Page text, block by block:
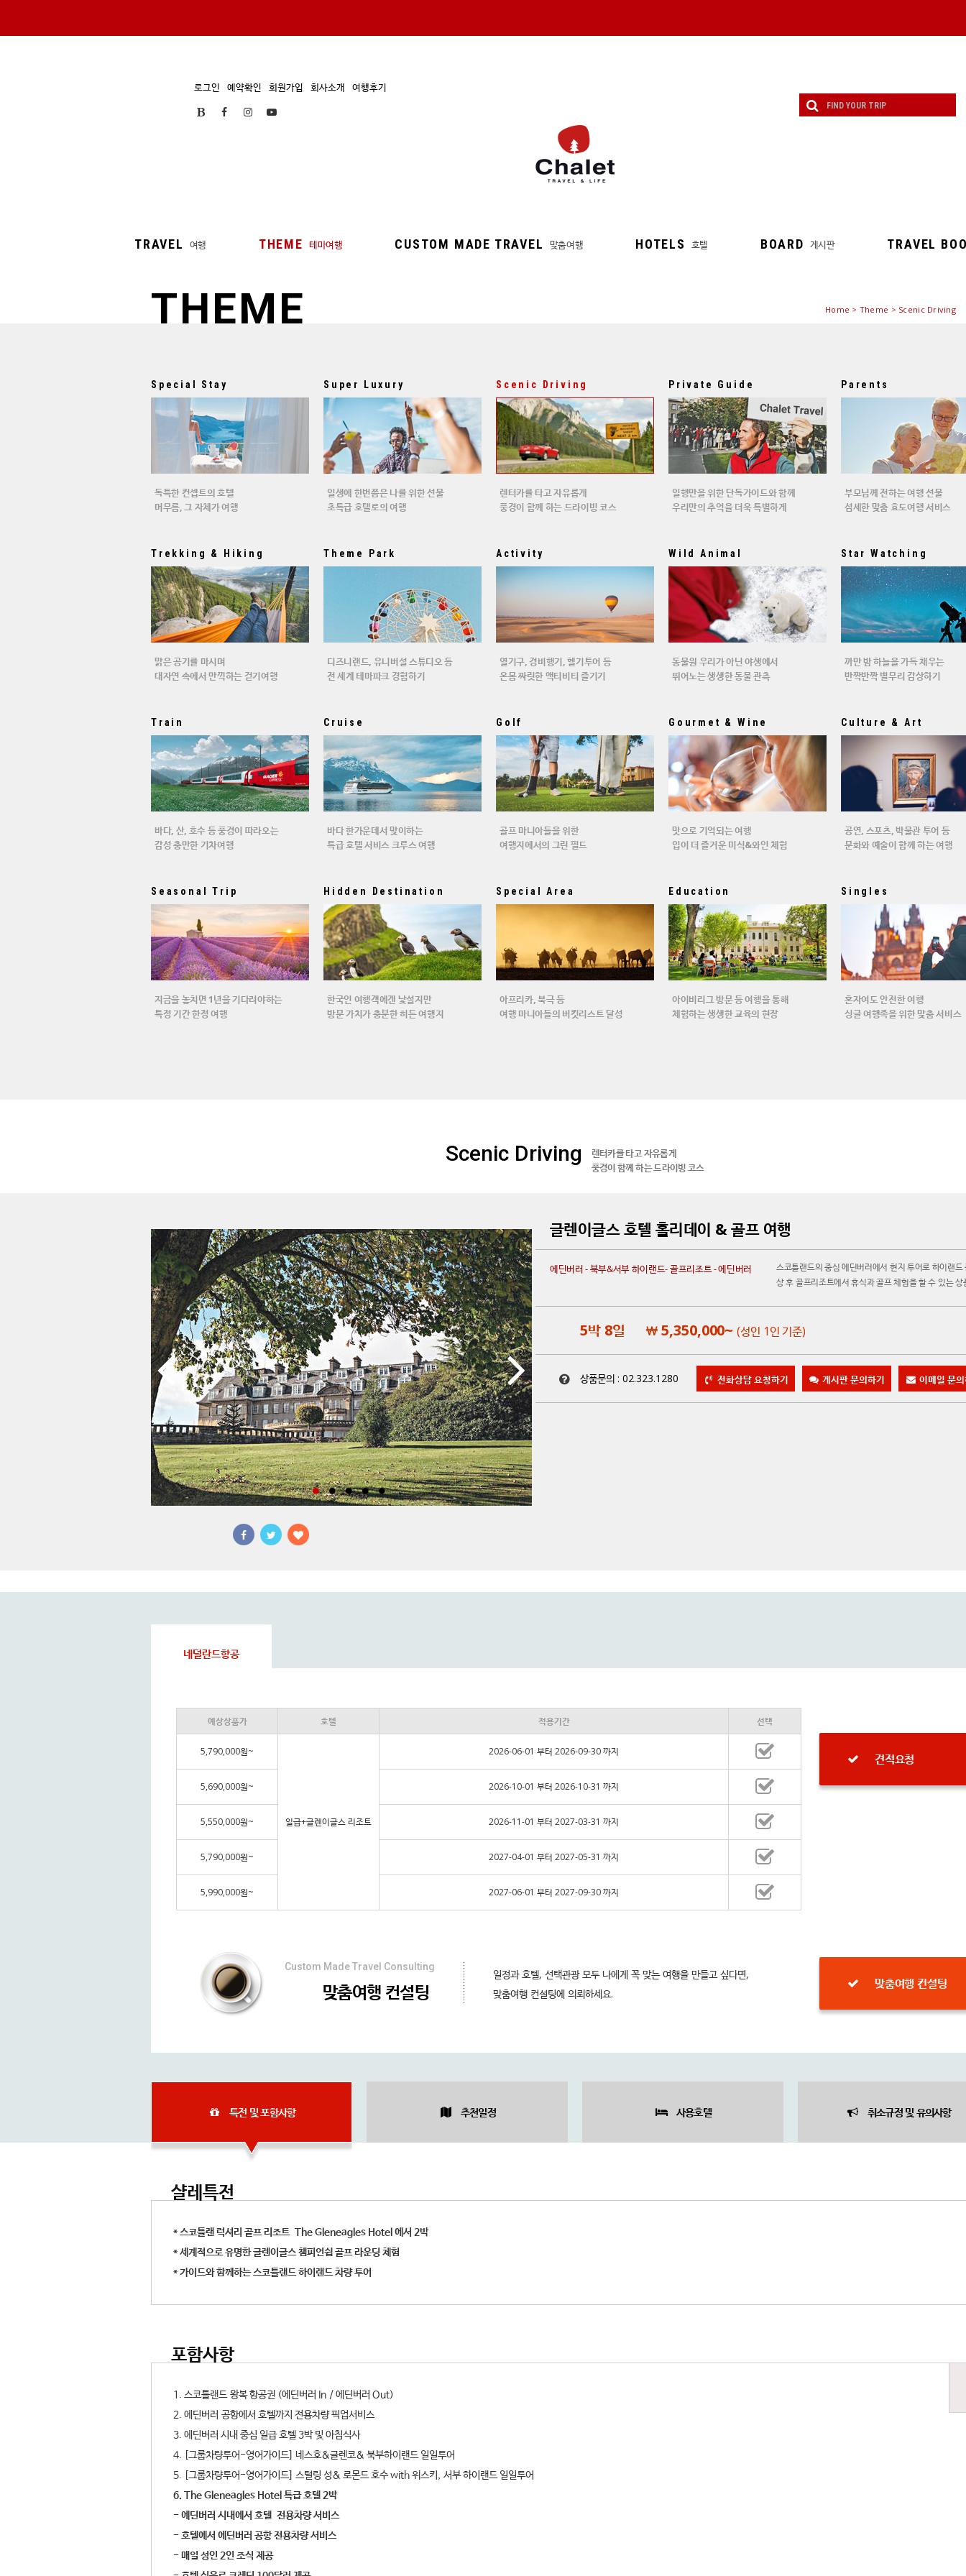
로그인 예약확인 회원가입 회사소개 여행후기
TRAVEL 여행 THEME 테마여행 CUSTOM MADE TRAVEL 맞춤여행 HOTELS 호텔 BOARD 게시판 TRAVEL
THEME Home > Theme > Scenic Driving
Special Stay
독특한 컨셉트의 호텔
머무름, 그 자체가 여행
Super Luxury
일생에 한번쯤은 나를 위한 선물
초특급 호텔로의 여행
Scenic Driving
렌터카를 타고 자유롭게
풍경이 함께 하는 드라이빙 코스
Private Guide
일행만을 위한 단독가이드와 함께
우리만의 추억을 더욱 특별하게
Parents
부모님께 전하는 여행 선물
섬세한 맞춤 효도여행 서비스
Trekking & Hiking
맑은 공기를 마시며
대자연 속에서 만끽하는 걷기여행
Theme Park
디즈니랜드, 유니버설 스튜디오 등
전 세계 테마파크 경험하기
Activity
열기구, 경비행기, 헬기투어 등
온몸 짜릿한 액티비티 즐기기
Wild Animal
동물원 우리가 아닌 야생에서
뛰어노는 생생한 동물 관측
Star Watching
까만 밤 하늘을 가득 채우는
반짝반짝 별무리 감상하기
Train
바다, 산, 호수 등 풍경이 따라오는
감성 충만한 기차여행
Cruise
바다 한가운데서 맞이하는
특급 호텔 서비스 크루스 여행
Golf
골프 마니아들을 위한
여행지에서의 그린 필드
Gourmet & Wine
맛으로 기억되는 여행
입이 더 즐거운 미식&와인 체험
Culture & Art
공연, 스포츠, 박물관 투어 등
문화와 예술이 함께 하는 여행
Seasonal Trip
지금을 놓치면 1년을 기다려야하는
특정 기간 한정 여행
Hidden Destination
한국인 여행객에겐 낯설지만
방문 가치가 충분한 히든 여행지
Special Area
아프리카, 북극 등
여행 마니아들의 버킷리스트 달성
Education
아이비리그 방문 등 여행을 통해
체험하는 생생한 교육의 현장
Singles
혼자여도 안전한 여행
싱글 여행족을 위한 맞춤 서비스
Scenic Driving
렌터카를 타고 자유롭게
풍경이 함께 하는 드라이빙 코스
글렌이글스 호텔 홀리데이 & 골프 여행
에딘버러 - 북부&서부 하이랜드- 골프리조트 - 에딘버러
스코틀랜드의 중심 에딘버러에서 현지 투어로 하이랜드
상 후 골프리조트에서 휴식과 골프 체험을 할 수 있는 상
5박 8일 5,350,000~(성인 1인 기준)
상품문의 : 02.323.1280 전화상담 요청하기 게시판 문의하기 이메일 문
네덜란드항공
예상상품가 호텔 적용기간 선택
5,790,000원~
일급+글렌이글스 리조트
2026-06-01 부터 2026-09-30 까지
5,690,000원~ 2026-10-01 부터 2026-10-31 까지
5,550,000원~ 2026-11-01 부터 2027-03-31 까지
5,790,000원~ 2027-04-01 부터 2027-05-31 까지
5,990,000원~ 2027-06-01 부터 2027-09-30 까지
견적요청
Custom Made Travel Consulting
맞춤여행 컨설팅
일정과 호텔, 선택관광 모두 나에게 꼭 맞는 여행을 만들고 싶다면,
맞춤여행 컨설팅에 의뢰하세요.
맞춤여행 컨설팅
특전 및 포함사항 추천일정 사용호텔 취소규정 및 유의사항
샬레특전
* 스코틀랜 럭셔리 골프 리조트 The Gleneagles Hotel 에서 2박
* 세계적으로 유명한 글렌이글스 챔피언쉽 골프 라운딩 체험
* 가이드와 함께하는 스코틀랜드 하이랜드 차량 투어
포함사항
1. 스코틀랜드 왕복 항공권 (에딘버러 In / 에딘버러 Out)
2. 에딘버러 공항에서 호텔까지 전용차량 픽업서비스
3. 에딘버러 시내 중심 일급 호텔 3박 및 아침식사
4. [그룹차량투어-영어가이드] 네스호&글렌코& 북부하이랜드 일일투어
5. [그룹차량투어-영어가이드] 스털링 성& 로몬드 호수 with 위스키, 서부 하이랜드 일일투어
6. The Gleneagles Hotel 특급 호텔 2박
- 에딘버러 시내에서 호텔 전용차량 서비스
- 호텔에서 에딘버러 공항 전용차량 서비스
- 매일 성인 2인 조식 제공